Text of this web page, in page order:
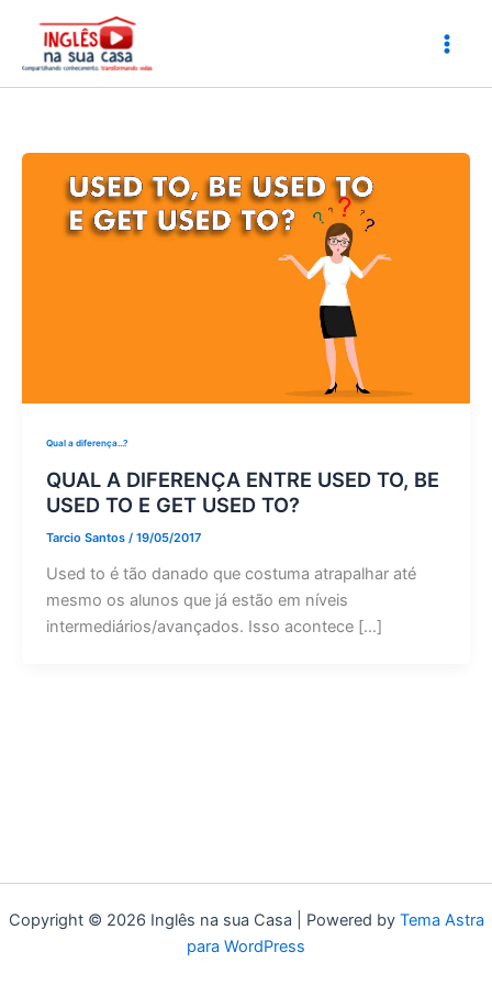
conteúdo
Qual a diferença...?
QUAL A DIFERENÇA ENTRE USED TO, BE
USED TO E GET USED TO?
Tarcio Santos / 19/05/2017
Used to é tão danado que costuma atrapalhar até
mesmo os alunos que já estão em níveis
intermediários/avançados. Isso acontece […]
Copyright © 2026 Inglês na sua Casa | Powered by Tema Astra
para WordPress